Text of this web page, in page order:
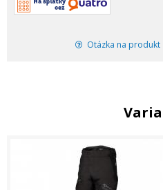
Otázka na produkt